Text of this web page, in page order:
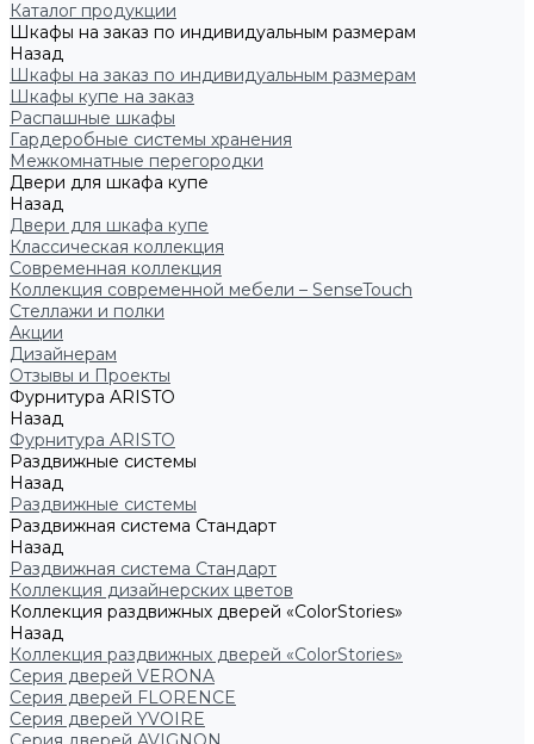
Каталог продукции
Шкафы на заказ по индивидуальным размерам
Назад
Шкафы на заказ по индивидуальным размерам
Шкафы купе на заказ
Распашные шкафы
Гардеробные системы хранения
Межкомнатные перегородки
Двери для шкафа купе
Назад
Двери для шкафа купе
Классическая коллекция
Современная коллекция
Коллекция современной мебели – SenseTouch
Стеллажи и полки
Акции
Дизайнерам
Отзывы и Проекты
Фурнитура ARISTO
Назад
Фурнитура ARISTO
Раздвижные системы
Назад
Раздвижные системы
Раздвижная система Стандарт
Назад
Раздвижная система Стандарт
Коллекция дизайнерских цветов
Коллекция раздвижных дверей «ColorStories»
Назад
Коллекция раздвижных дверей «ColorStories»
Серия дверей VERONA
Серия дверей FLORENCE
Серия дверей YVOIRE